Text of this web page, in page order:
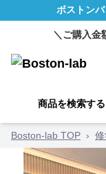
ボストン
＼ご購入金
商品を検索する
Boston-lab TOP ›